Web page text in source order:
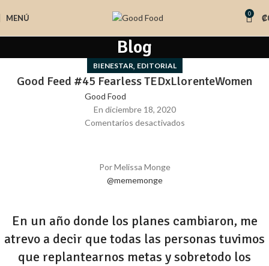
MENÚ 0 ₡
Blog
BIENESTAR, EDITORIAL
Good Feed #45 Fearless TEDxLlorenteWomen
Good Food
En diciembre 18, 2020
Comentarios desactivados
Por Melissa Monge
@mememonge
En un año donde los planes cambiaron, me
atrevo a decir que todas las personas tuvimos
que replantearnos metas y sobretodo los